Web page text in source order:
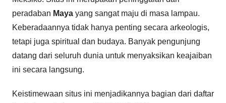
peradaban Maya yang sangat maju di masa lampau.
Keberadaannya tidak hanya penting secara arkeologis,
tetapi juga spiritual dan budaya. Banyak pengunjung
datang dari seluruh dunia untuk menyaksikan keajaiban
ini secara langsung.
Keistimewaan situs ini menjadikannya bagian dari daftar